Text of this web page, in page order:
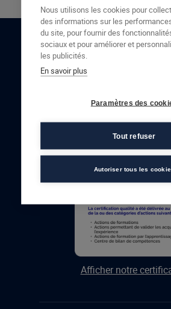
RESTONS EN
Afficher notre
Nous utilisons les cookies pour
des informations sur les
du site, pour fournir des
sociaux et pour améliorer et
les publicités.
En savoir plus
Paramètres des
Tout refuser
Autoriser tous les